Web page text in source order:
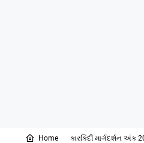
Home કારકિર્દી માર્ગદર્શન અંક